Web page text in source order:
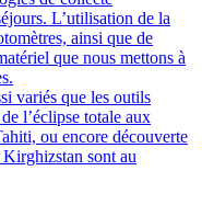
L’utilisation de la
ainsi que de
que nous mettons à
variés que les outils
l’éclipse totale aux
ou encore découverte
Kirghizstan sont au